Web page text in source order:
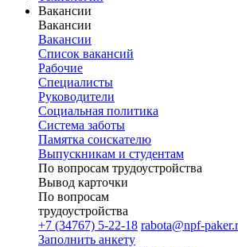
Вакансии
Вакансии
Вакансии
Список вакансий
Рабочие
Специалисты
Руководители
Cоциальная политика
Система заботы
Памятка соискателю
Выпускникам и студентам
По вопросам трудоустройства
Вывод карточки
По вопросам
трудоустройства
+7 (34767) 5-22-18 rabota@npf-
Заполнить анкету